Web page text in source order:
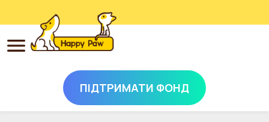
Перейти до основного вмісту
ПІДТРИМАТИ ФОНД